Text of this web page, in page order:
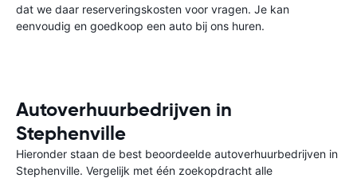
dat we daar reserveringskosten voor vragen. Je kan
eenvoudig en goedkoop een auto bij ons huren.
Autoverhuurbedrijven in
Stephenville
Hieronder staan de best beoordeelde autoverhuurbedrijven in
Stephenville. Vergelijk met één zoekopdracht alle